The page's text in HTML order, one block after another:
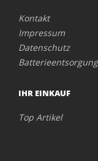
Kontakt
Impressum
Datenschutz
Batterieentsorgung
IHR EINKAUF
Top Artikel